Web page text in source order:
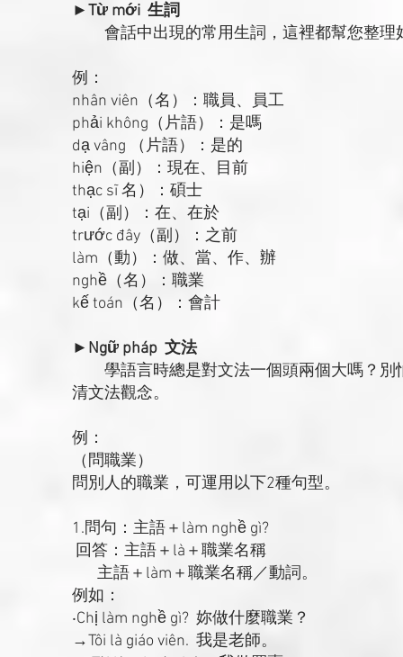
►Từ mới 生詞
會話中出現的常用生詞，這裡都幫您整理
例：
nhân viên（名）：職員、員工
phải không（片語）：是嗎
dạ vâng （片語）：是的
hiện（副）：現在、目前
thạc sĩ 名）：碩士
tại（副）：在、在於
trước đây（副）：之前
làm（動）：做、當、作、辦
nghề（名）：職業
kế toán（名）：會計
►Ngữ pháp 文法
學語言時總是對文法一個頭兩個大嗎？別
清文法觀念。
例：
（問職業）
問別人的職業，可運用以下2種句型。
1.問句：主語＋làm nghề gì?
回答：主語＋là＋職業名稱
主語＋làm＋職業名稱／動詞。
例如：
‧Chị làm nghề gì? 妳做什麼職業？
→Tôi là giáo viên. 我是老師。